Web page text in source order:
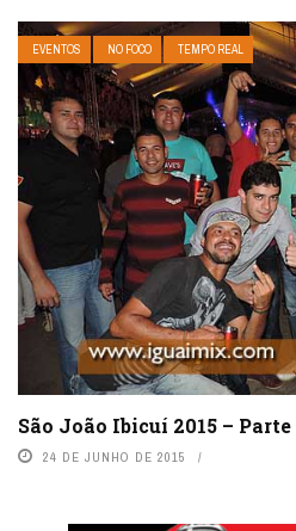
EVENTOS NO FOCO TEMPO REAL
São João Ibicuí 2015 –
24 DE JUNHO DE 2015